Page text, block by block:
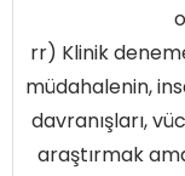
rr) Klinik
müdahalenin,
davranışları,
araştırmak